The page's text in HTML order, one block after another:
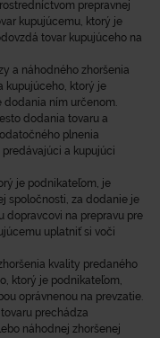
prepravnej
kupujúcemu, ktorý je
tovar kupujúceho na
a náhodného zhoršenia
kupujúceho, ktorý je
dodania ním určenom.
dodania tovaru a
plnenia
a kupujúci
je podnikateľom, je
spoločnosti, za dodanie je
dopravcovi na prepravu pre
uplatniť si voči
kvality predaného
ktorý je podnikateľom,
oprávnenou na prevzatie.
prechádza
náhodnej zhoršenej